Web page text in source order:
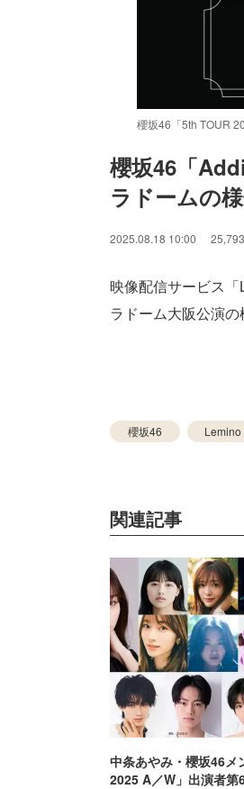
櫻坂46「5th TOUR
櫻坂46「
ラドームの
2025.08.18 10:00 25,793
映像配信サービス
ラドーム大阪公演
櫻坂46 Lemino
関連記事
中条あやみ・櫻坂46メ
2025 A／W」出演者